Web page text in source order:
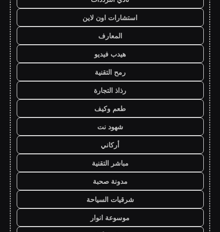
استشارات اون لاين
المعارف
هيدب فيديو
رمح التقنية
رذاذ التجارة
طعم وكيف
شهود نت
أركاني
مباشر التقنية
مدونة صحبة
شرقيات السياحة
موسوعة انوار